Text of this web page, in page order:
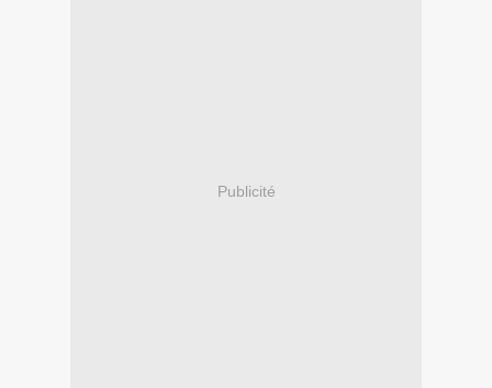
Publicité